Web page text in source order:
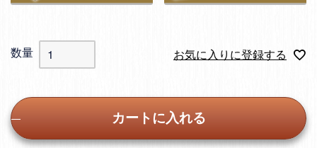
お気に入りに登録する
カートに入れる